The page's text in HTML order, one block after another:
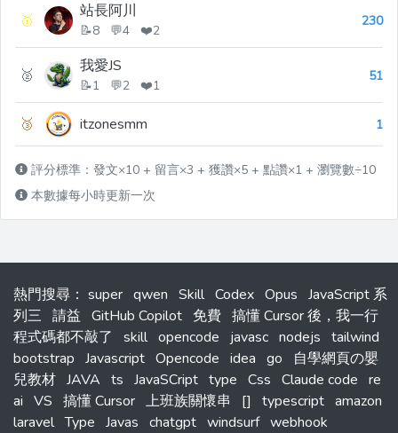
🥇 站長阿川
📝8 💬4 ❤️2
230
🥈 我愛JS
📝1 💬2 ❤️1
51
🥉 itzonesmm 1
評分標準：發文×10 + 留言×3 + 獲讚×5 + 點讚×1 + 瀏覽數÷10
本數據每小時更新一次
熱門搜尋 ： super qwen Skill Codex Opus JavaScript 系
列三 請益 GitHub Copilot 免費 搞懂 Cursor 後，我一行
程式碼都不敲了
skill opencode javasc nodejs tailwind
bootstrap Javascript Opencode idea go
自學網頁の嬰
兒教材 JAVA ts JavaSCript type Css Claude code re
ai VS 搞懂 Cursor 上班族關懷串 [] typescript amazon
laravel Type Javas chatgpt windsurf webhook